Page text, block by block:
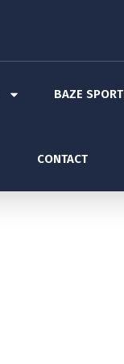
BAZE
CONTACT